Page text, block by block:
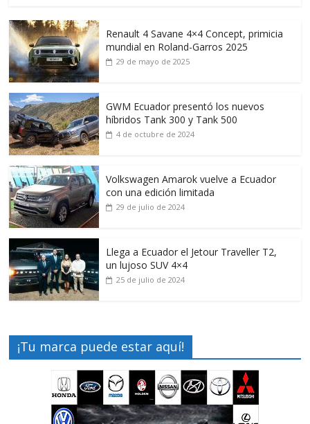
Renault 4 Savane 4×4 Concept, primicia
mundial en Roland-Garros 2025
29 de mayo de 2025
GWM Ecuador presentó los nuevos
híbridos Tank 300 y Tank 500
4 de octubre de 2024
Volkswagen Amarok vuelve a Ecuador
con una edición limitada
29 de julio de 2024
Llega a Ecuador el Jetour Traveller T2,
un lujoso SUV 4×4
25 de julio de 2024
¡Tu marca puede estar aquí!